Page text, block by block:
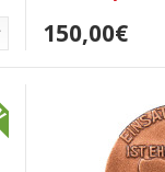
150,00€